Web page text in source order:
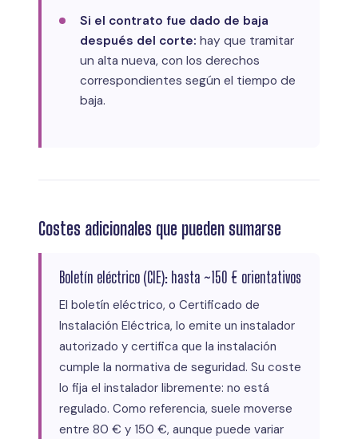
Si el contrato fue dado de baja
después del corte: hay que tramitar
un alta nueva, con los derechos
correspondientes según el tiempo de
baja.
Costes adicionales que pueden sumarse
Boletín eléctrico (CIE): hasta ~150 € orientativos
El boletín eléctrico, o Certificado de
Instalación Eléctrica, lo emite un instalador
autorizado y certifica que la instalación
cumple la normativa de seguridad. Su coste
lo fija el instalador libremente: no está
regulado. Como referencia, suele moverse
entre 80 € y 150 €, aunque puede variar